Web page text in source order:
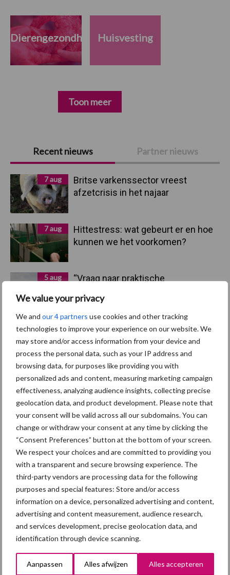
We value your privacy
We and our 4 partners use cookies and other tracking
technologies to improve your experience on our website. We
may store and/or access information from your device and
process the personal data, such as your IP address and
browsing data, for purposes like providing you with
personalized ads and content, measuring marketing campaign
effectiveness, analyzing audience insights, collecting precise
geolocation data, and product development. Please note that
your consent will be valid across all our subdomains. You can
change or withdraw your consent at any time by clicking the
“Consent Preferences” button at the bottom of your screen.
We respect your choices and are committed to providing you
with a transparent and secure browsing experience. The
third-party vendors are processing data for the following
purposes and special features: Store and/or access
information on a device, personalized advertising and content,
advertising and content measurement, audience research,
and services development, precise geolocation data, and
identification through device scanning.
Aanpassen Alles afwijzen Alles accepteren
Primaire
Sidebar
Recent nieuws Partner nieuws
7 aug
Britse varkenssector vreest
afzetcrisis in het najaar
7 aug
Hittestress: wat gebeurt er en hoe
kunnen we het voorkomen?
5 aug
“Vraag naar praktische
groter dan ooit”
5 aug
Eliminatieprotocol voor
Mycoplasma hyopneumoniae
4 aug
AVP in Finland onderstreept dat
alertheid belangrijk is, zeker nu
Toon meer
Dierengezondheid Huisvesting
Toon meer